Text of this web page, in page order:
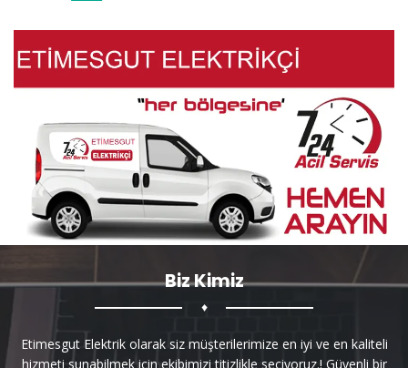
Biz Kimiz
♦
Etimesgut Elektrik olarak siz müşterilerimize en iyi ve en kaliteli
hizmeti sunabilmek için ekibimizi titizlikle seçiyoruz.! Güvenli bir